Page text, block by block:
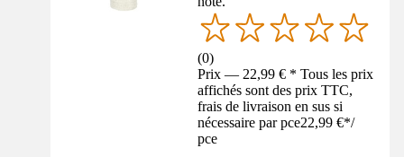
(0)
Prix — 22,99 € * Tous les prix
affichés sont des prix TTC,
frais de livraison en sus si
nécessaire par pce22,99 €*/
pce